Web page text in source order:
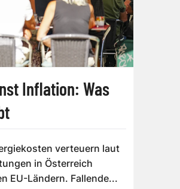
Inflation: Was
verteuern laut
in Österreich
EU-Ländern. Fallende...